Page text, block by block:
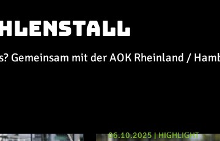
Gemeinsam mit der AOK Rheinland /
06.10.2025|HIGHLIGHT